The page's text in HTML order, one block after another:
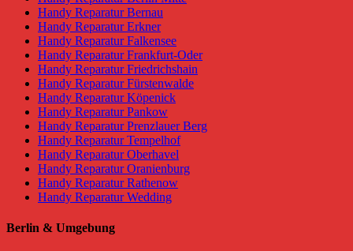
Handy Reparatur Bernau
Handy Reparatur Erkner
Handy Reparatur Falkensee
Handy Reparatur Frankfurt-Oder
Handy Reparatur Friedrichshain
Handy Reparatur Fürstenwalde
Handy Reparatur Köpenick
Handy Reparatur Pankow
Handy Reparatur Prenzlauer Berg
Handy Reparatur Tempelhof
Handy Reparatur Oberhavel
Handy Reparatur Oranienburg
Handy Reparatur Rathenow
Handy Reparatur Wedding
Berlin & Umgebung